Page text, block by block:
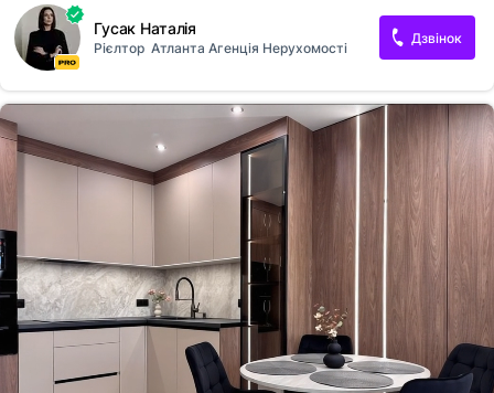
створюється за концепцією «двір без авто» із закритою територією,
цілодобовою охороною та відеоспостереженням. Біля будинків, перші
поверхи яких відведені під комерційні об’єкти – кафе, магазини та
сервіси – дитячий і спортивний майданчики, озеленені пішохідні алеї,
зони відпочинку, бігові доріжки. А для автівок мешканців та їх гостей
передбачений підземний паркінг та винесені за межі двору гостьові
наземні паркомісця. Ідеаль...
Гусак Наталія
Рієлтор Атланта Агенція Нерухомості
Дзвінок